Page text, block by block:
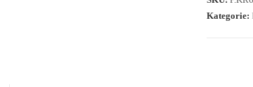
Kategorie: